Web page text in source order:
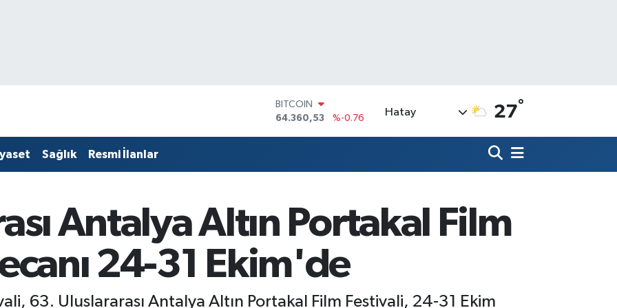
DOLAR
47,7069
%0.17
64,1897
%0.02
BİST100
13.887
%64
64.360,53
%-0.76
Hatay 27°
Sağlık Resmi İlanlar
Antalya Altın Portakal Film
24-31 Ekim'de
63. Uluslararası Antalya Altın Portakal Film Festivali, 24-31 Ekim